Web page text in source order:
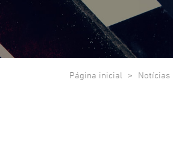
Página inicial Notícias